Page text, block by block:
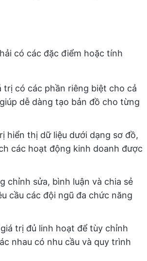
có các đặc điểm hoặc tính
trị có các phần riêng biệt cho cả
dễ dàng tạo bản đồ cho từng
hiển thị dữ liệu dưới dạng sơ đồ,
các hoạt động kinh doanh được
chỉnh sửa, bình luận và chia sẻ
cầu các đội ngũ đa chức năng
trị đủ linh hoạt để tùy chỉnh
nhau có nhu cầu và quy trình